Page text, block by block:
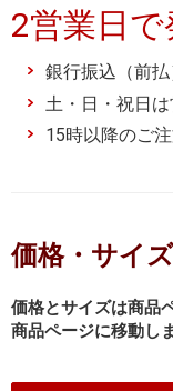
2営業日で
銀行振込（前
土・日・祝日は
15時以降のご
価格・サイズ
価格とサイズは商品
商品ページに移動しま